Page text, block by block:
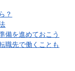
？
備を進めておこう
職先で働くことも